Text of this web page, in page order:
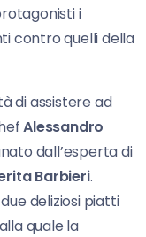
i
contro quelli della
di assistere ad
Alessandro
dall’esperta di
Barbieri.
deliziosi piatti
quale la